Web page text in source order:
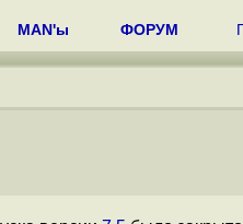
MAN'ы ФОРУМ